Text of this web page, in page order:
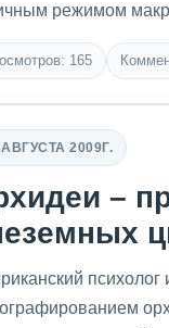
режимом
165
АВГУСТА 2009Г.
–